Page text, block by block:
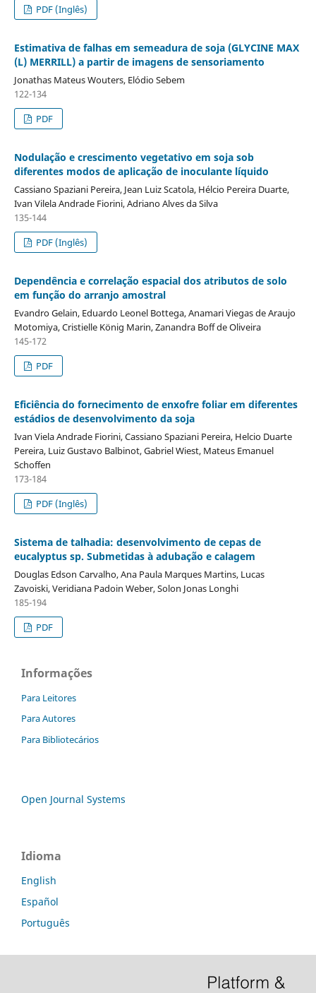
PDF (Inglês)
Estimativa de falhas em semeadura de soja (GLYCINE MAX
(L) MERRILL) a partir de imagens de sensoriamento
Jonathas Mateus Wouters, Elódio Sebem
122-134
PDF
Nodulação e crescimento vegetativo em soja sob
diferentes modos de aplicação de inoculante líquido
Cassiano Spaziani Pereira, Jean Luiz Scatola, Hélcio Pereira Duarte,
Ivan Vilela Andrade Fiorini, Adriano Alves da Silva
135-144
PDF (Inglês)
Dependência e correlação espacial dos atributos de solo
em função do arranjo amostral
Evandro Gelain, Eduardo Leonel Bottega, Anamari Viegas de Araujo
Motomiya, Cristielle König Marin, Zanandra Boff de Oliveira
145-172
PDF
Eficiência do fornecimento de enxofre foliar em diferentes
estádios de desenvolvimento da soja
Ivan Viela Andrade Fiorini, Cassiano Spaziani Pereira, Helcio Duarte
Pereira, Luiz Gustavo Balbinot, Gabriel Wiest, Mateus Emanuel
Schoffen
173-184
PDF (Inglês)
Sistema de talhadia: desenvolvimento de cepas de
eucalyptus sp. Submetidas à adubação e calagem
Douglas Edson Carvalho, Ana Paula Marques Martins, Lucas
Zavoiski, Veridiana Padoin Weber, Solon Jonas Longhi
185-194
PDF
Informações
Para Leitores
Para Autores
Para Bibliotecários
Open Journal Systems
Idioma
English
Español
Português